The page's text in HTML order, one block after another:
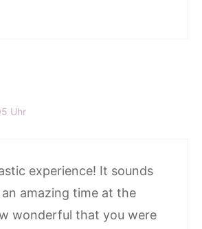
Uhr
experience! It sounds
amazing time at the
wonderful that you were